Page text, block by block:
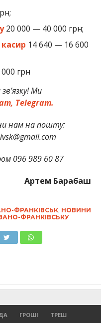
20 000 — 40 000 грн;
14 640 — 16 600
грн
Ми
Telegram.
нам на пошту:
096 989 60 87
Артем Барабаш
ФРАНКІВСЬК, НОВИНИ
ФРАНКІВСЬКУ
ГРОШІ
ТРЕШ